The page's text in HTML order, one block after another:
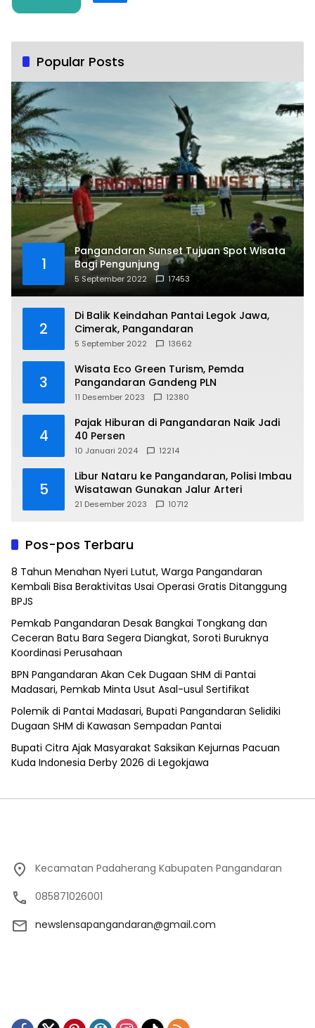
Popular Posts
1
Pangandaran Sunset Tujuan Spot Wisata
Bagi Pengunjung
5 September 2022 17453
2
Di Balik Keindahan Pantai Legok Jawa,
Cimerak, Pangandaran
5 September 2022 13662
3
Wisata Eco Green Turism, Pemda
Pangandaran Gandeng PLN
11 Desember 2023 12380
4
Pajak Hiburan di Pangandaran Naik Jadi
40 Persen
10 Januari 2024 12214
5
Libur Nataru ke Pangandaran, Polisi Imbau
Wisatawan Gunakan Jalur Arteri
21 Desember 2023 10712
Pos-pos Terbaru
8 Tahun Menahan Nyeri Lutut, Warga Pangandaran
Kembali Bisa Beraktivitas Usai Operasi Gratis Ditanggung
BPJS
Pemkab Pangandaran Desak Bangkai Tongkang dan
Ceceran Batu Bara Segera Diangkat, Soroti Buruknya
Koordinasi Perusahaan
BPN Pangandaran Akan Cek Dugaan SHM di Pantai
Madasari, Pemkab Minta Usut Asal-usul Sertifikat
Polemik di Pantai Madasari, Bupati Pangandaran Selidiki
Dugaan SHM di Kawasan Sempadan Pantai
Bupati Citra Ajak Masyarakat Saksikan Kejurnas Pacuan
Kuda Indonesia Derby 2026 di Legokjawa
Kecamatan Padaherang Kabupaten Pangandaran
085871026001
newslensapangandaran@gmail.com